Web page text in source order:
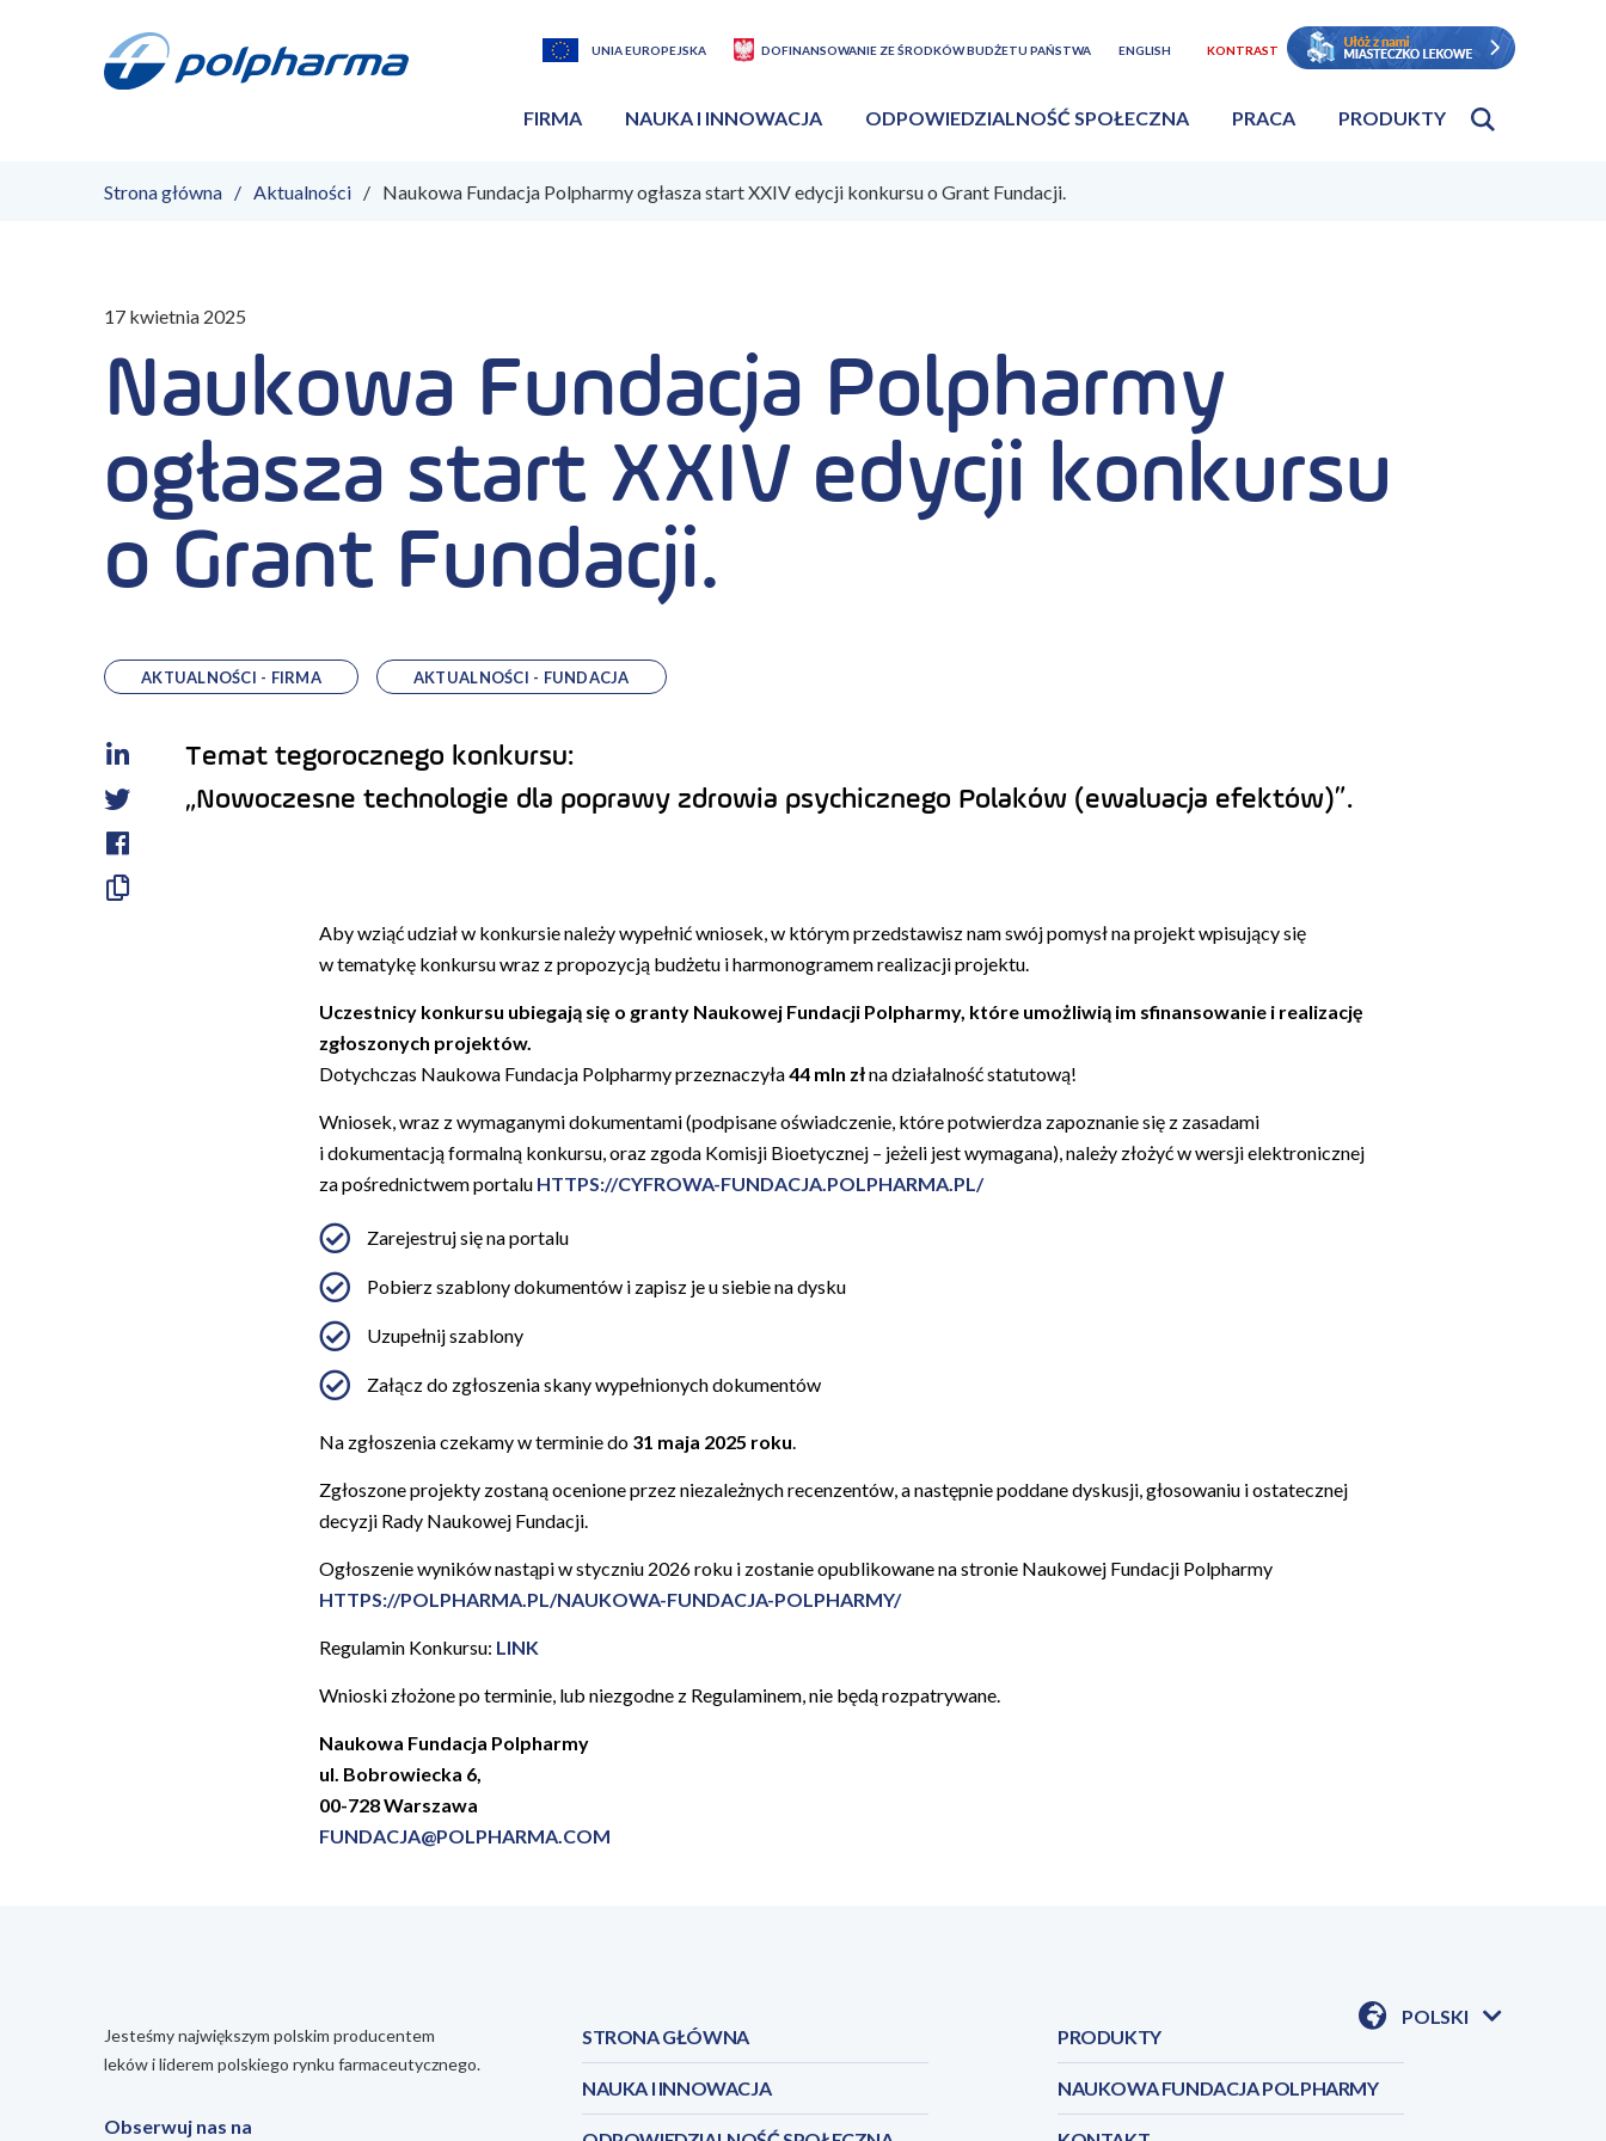
UNIA EUROPEJSKA DOFINANSOWANIE ZE ŚRODKÓW BUDŻETU PAŃSTWA ENGLISH KONTRAST
FIRMA NAUKA I INNOWACJA ODPOWIEDZIALNOŚĆ SPOŁECZNA PRACA PRODUKTY
Strona główna Aktualności Naukowa Fundacja Polpharmy ogłasza start XXIV edycji konkursu o Grant Fundacji.
17 kwietnia 2025
Naukowa Fundacja Polpharmy
ogłasza start XXIV edycji konkursu
o Grant Fundacji.
AKTUALNOŚCI - FIRMA AKTUALNOŚCI - FUNDACJA
Temat tegorocznego konkursu:
„Nowoczesne technologie dla poprawy zdrowia psychicznego Polaków (ewaluacja efektów)”.
Skopiuj
Aby wziąć udział w konkursie należy wypełnić wniosek, w którym przedstawisz nam swój pomysł na projekt wpisujący się
w tematykę konkursu wraz z propozycją budżetu i harmonogramem realizacji projektu.
Uczestnicy konkursu ubiegają się o granty Naukowej Fundacji Polpharmy, które umożliwią im sfinansowanie i realizację
zgłoszonych projektów.
Dotychczas Naukowa Fundacja Polpharmy przeznaczyła44 mln złna działalność statutową!
Wniosek, wraz z wymaganymi dokumentami (podpisane oświadczenie, które potwierdza zapoznanie się z zasadami
i dokumentacją formalną konkursu, oraz zgoda Komisji Bioetycznej – jeżeli jest wymagana), należy złożyć w wersji elektronicznej
za pośrednictwem portalu HTTPS://CYFROWA-FUNDACJA.POLPHARMA.PL/
Zarejestruj się na portalu
Pobierz szablony dokumentów i zapisz je u siebie na dysku
Uzupełnij szablony
Załącz do zgłoszenia skany wypełnionych dokumentów
Na zgłoszenia czekamy w terminie do 31 maja 2025 roku.
Zgłoszone projekty zostaną ocenione przez niezależnych recenzentów, a następnie poddane dyskusji, głosowaniu i ostatecznej
decyzji Rady Naukowej Fundacji.
Ogłoszenie wyników nastąpi w styczniu 2026 roku i zostanie opublikowane na stronie Naukowej Fundacji Polpharmy
HTTPS://POLPHARMA.PL/NAUKOWA-FUNDACJA-POLPHARMY/
Regulamin Konkursu: LINK
Wnioski złożone po terminie, lub niezgodne z Regulaminem, nie będą rozpatrywane.
Naukowa Fundacja Polpharmy
ul. Bobrowiecka 6,
00-728 Warszawa
FUNDACJA@POLPHARMA.COM
POLSKI
Jesteśmy największym polskim producentem
leków i liderem polskiego rynku farmaceutycznego.
Obserwuj nas na
STRONA GŁÓWNA
NAUKA I INNOWACJA
PRODUKTY
NAUKOWA FUNDACJA POLPHARMY